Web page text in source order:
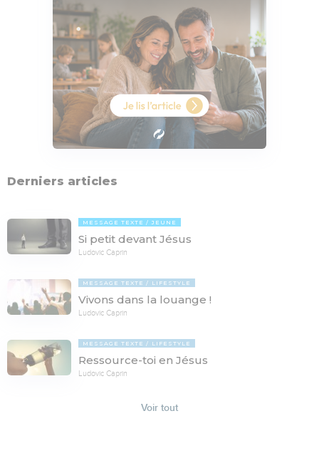
Derniers articles
MESSAGE TEXTE JEUNE
Si petit devant Jésus
Ludovic Caprin
MESSAGE TEXTE LIFESTYLE
Vivons dans la louange !
Ludovic Caprin
MESSAGE TEXTE LIFESTYLE
Ressource-toi en Jésus
Ludovic Caprin
Voir tout